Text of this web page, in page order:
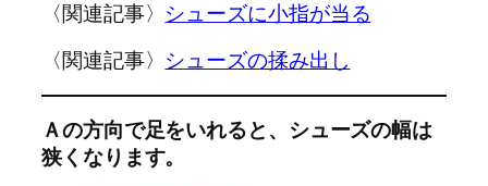
〈関連記事〉 シューズに小指が当る
〈関連記事〉 シューズの揉み出し
Ａの方向で足をいれると、シューズの幅は
狭くなります。